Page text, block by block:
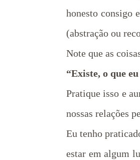
honesto consigo
(abstração ou
Note que as
“Existe, o que
Pratique isso e
nossas relações
Eu tenho
estar em algum